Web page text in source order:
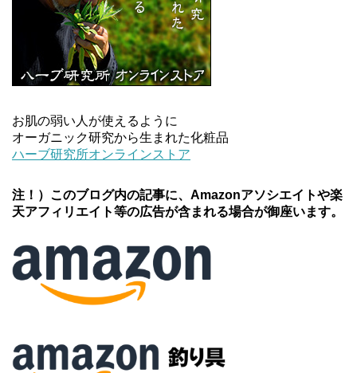
お肌の弱い人が使えるように
オーガニック研究から生まれた化粧品
ハーブ研究所オンラインストア
注！）このブログ内の記事に、Amazonアソシエイトや楽
天アフィリエイト等の広告が含まれる場合が御座います。